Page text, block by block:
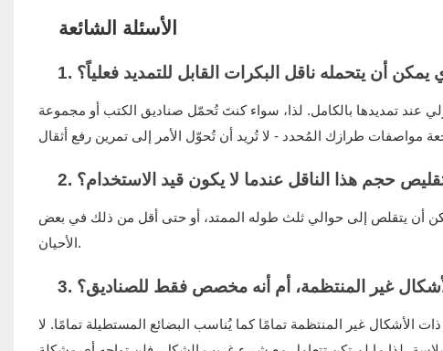
الأسئلة الشائعة
يمكن أن يتحمله ناقل البكرات القابل للتمديد فعلياً؟
عند تمديدها بالكامل. لذا، سواء كنتَ تُحمّل صناديق الكتب أو مجموعة
حجم هذا الناقل عندما لا يكون قيد الاستخدام؟
أن يتقلص إلى حوالي ثلث طوله الممتد، أو حتى أقل من ذلك في بعض
الأحيان.
غير المنتظمة، أم أنه مخصص فقط للصناديق؟
الأشكال غير المنتظمة تمامًا كما يُناسب البضائع المستطيلة تمامًا.